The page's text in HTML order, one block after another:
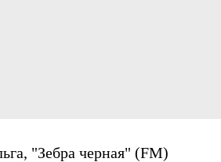
"Зебра черная" (FM)